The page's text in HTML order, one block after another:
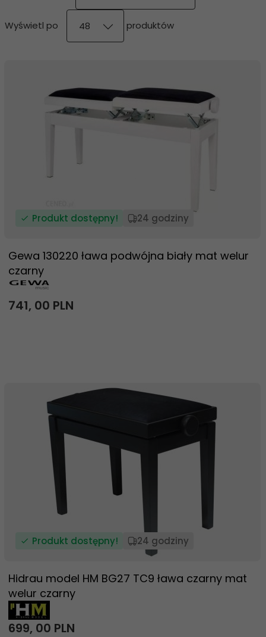
Wyświetl po
pop
48
produktów
Produkt dostępny! 24 godziny
Gewa 130220 ława podwójna biały mat welur
czarny
741, 00 PLN
Produkt dostępny! 24 godziny
Hidrau model HM BG27 TC9 ława czarny mat
welur czarny
699, 00 PLN